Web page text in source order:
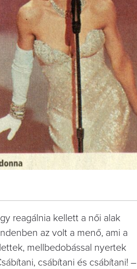
reagálnia kellett a női alak
az volt a menő, ami a
mellbedobással nyertek
csábítani és csábítani! –